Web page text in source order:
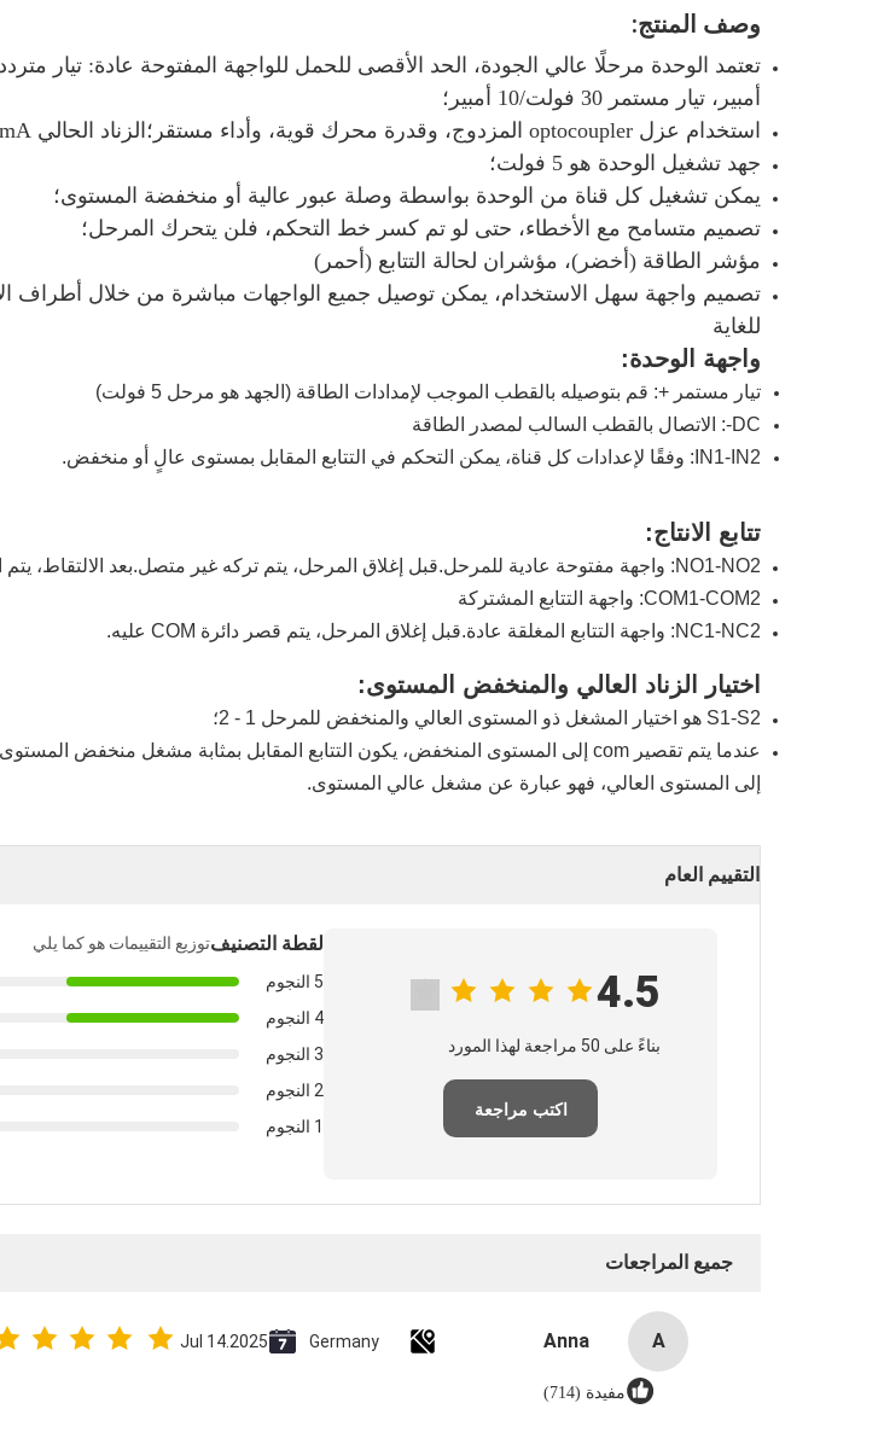
وصف المنتج:
أمبير، تيار مستمر 30 فولت/10 أمبير؛
استخدام عزل optocoupler المزدوج، وقدرة محرك قوية، وأداء مستقر؛الزناد الحالي 5mA.
جهد تشغيل الوحدة هو 5 فولت؛
يمكن تشغيل كل قناة من الوحدة بواسطة وصلة عبور عالية أو منخفضة المستوى؛
تصميم متسامح مع الأخطاء، حتى لو تم كسر خط التحكم، فلن يتحرك المرحل؛
مؤشر الطاقة (أخضر)، مؤشران لحالة التتابع (أحمر)
تصميم واجهة سهل الاستخدام، يمكن توصيل جميع الواجهات مباشرة من خلال أطراف
للغاية
واجهة الوحدة:
تيار مستمر +: قم بتوصيله بالقطب الموجب لإمدادات الطاقة (الجهد هو مرحل 5 فولت)
DC-: الاتصال بالقطب السالب لمصدر الطاقة
IN1-IN2: وفقًا لإعدادات كل قناة، يمكن التحكم في التتابع المقابل بمستوى عالٍ أو منخفض.
تتابع الانتاج:
NO1-NO2: واجهة مفتوحة عادية للمرحل.قبل إغلاق المرحل، يتم تركه غير متصل.بعد الالتقاط، يتم اختصاره إلى COM.
COM1-COM2: واجهة التتابع المشتركة
NC1-NC2: واجهة التتابع المغلقة عادة.قبل إغلاق المرحل، يتم قصر دائرة COM عليه.
اختيار الزناد العالي والمنخفض المستوى:
S1-S2 هو اختيار المشغل ذو المستوى العالي والمنخفض للمرحل 1 - 2؛
إلى المستوى العالي، فهو عبارة عن مشغل عالي المستوى.
التقييم العام
4.5
بناءً على 50 مراجعة لهذا المورد
اكتب مراجعة
لقطة التصنيفتوزيع التقييمات هو كما يلي
5 النجوم
4 النجوم
3 النجوم
2 النجوم
1 النجوم
جميع المراجعات
A
Anna
Germany
Jul 14.2025
مفيدة (714)